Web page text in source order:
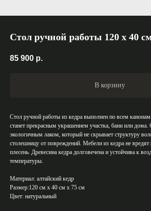
Стол ручной работы 120 х 40
85 900 р.
В корзину
Стол ручной работы из кедра выполнен по всем
станет прекрасным украшением участка, бани или
экологичным лаком, который не скрывает структуру
столешницу от повреждений. Мебели из кедра не
плесень. Древесина кедра долговечена и устойчива к
температуры.
Материал: алтайский кедр
Размер:120 см х 40 см х 75 см
Цвет: натуральный